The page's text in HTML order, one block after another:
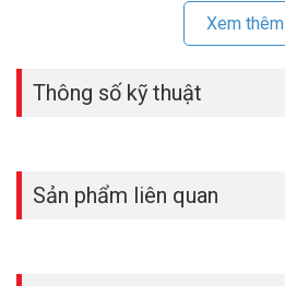
Xem thêm
Thông số kỹ thuật
Sản phẩm liên quan